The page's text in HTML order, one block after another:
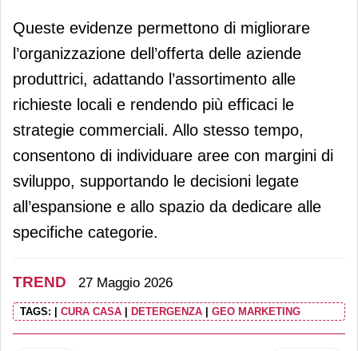
Queste evidenze permettono di migliorare
l’organizzazione dell’offerta delle aziende
produttrici, adattando l’assortimento alle
richieste locali e rendendo più efficaci le
strategie commerciali. Allo stesso tempo,
consentono di individuare aree con margini di
sviluppo, supportando le decisioni legate
all’espansione e allo spazio da dedicare alle
specifiche categorie.
TREND 27 Maggio 2026
TAGS: CURA CASA DETERGENZA GEO MARKETING